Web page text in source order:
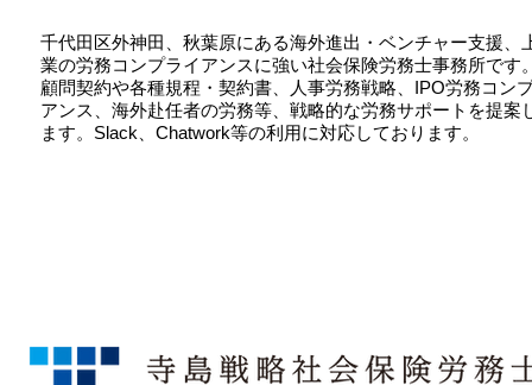
千代田区外神田、秋葉原にある海外進出・ベンチャー支援、
業の労務コンプライアンスに強い社会保険労務士事務所です
顧問契約や各種規程・契約書、人事労務戦略、IPO労務コン
アンス、海外赴任者の労務等、戦略的な労務サポートを提案
ます。Slack、Chatwork等の利用に対応しております。